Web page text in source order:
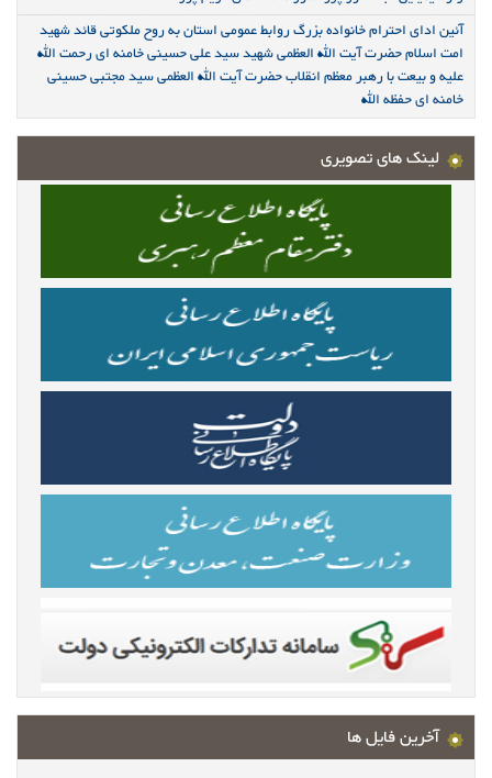
آئین ادای احترام خانواده بزرگ روابط عمومی استان به روح ملکوتی قائد شهید
امت اسلام حضرت آیت الله العظمی شهید سید علی حسینی خامنه ای رحمت الله
علیه و بیعت با رهبر معظم انقلاب حضرت آیت الله العظمی سید مجتبی حسینی
خامنه ای حفظه الله
لینک های تصویری
آخرین فایل ها